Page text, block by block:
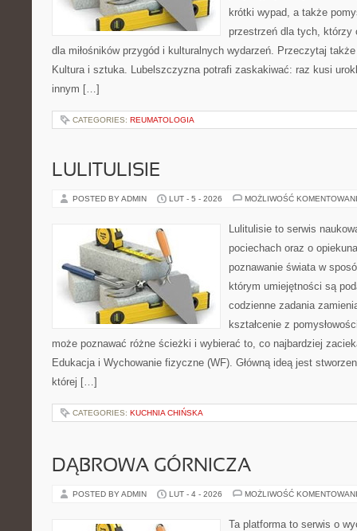
krótki wypad, a także
przestrzeń dla tych, którzy
dla miłośników przygód i kulturalnych wydarzeń. Przeczytaj
Kultura i sztuka. Lubelszczyzna potrafi zaskakiwać: raz kusi
innym […]
CATEGORIES: REUMATOLOGIA
LULITULISIE
POSTED BY ADMIN LUT - 5 - 2026 MOŻLIWOŚĆ
Lulitulisie to serwis
pociechach oraz o
poznawanie świata w
którym umiejętności są
codzienne zadania
kształcenie z
może poznawać różne ścieżki i wybierać to, co najbardziej
Edukacja i Wychowanie fizyczne (WF). Główną ideą jest
której […]
CATEGORIES: KUCHNIA CHIŃSKA
DĄBROWA GÓRNICZA
POSTED BY ADMIN LUT - 4 - 2026 MOŻLIWOŚĆ
Ta platforma to serwis o